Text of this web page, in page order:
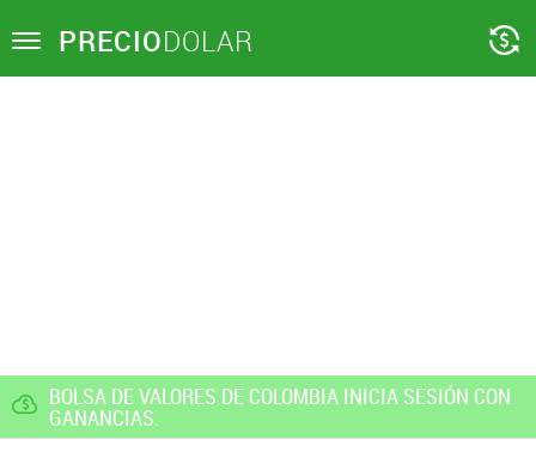
Toggle PRECIODOLAR
BOLSA DE VALORES DE COLOMBIA INICIA SESIÓN CON
GANANCIAS.